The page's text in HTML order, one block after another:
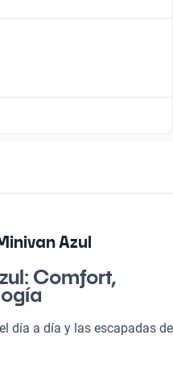
Azul
Comfort,
día a día y las escapadas de
Azul es el compañero